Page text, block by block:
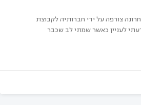
ה’, ולאחרונה צורפה על ידי חברותיה לקבוצת
לעניין כאשר שמתי לב שכבר